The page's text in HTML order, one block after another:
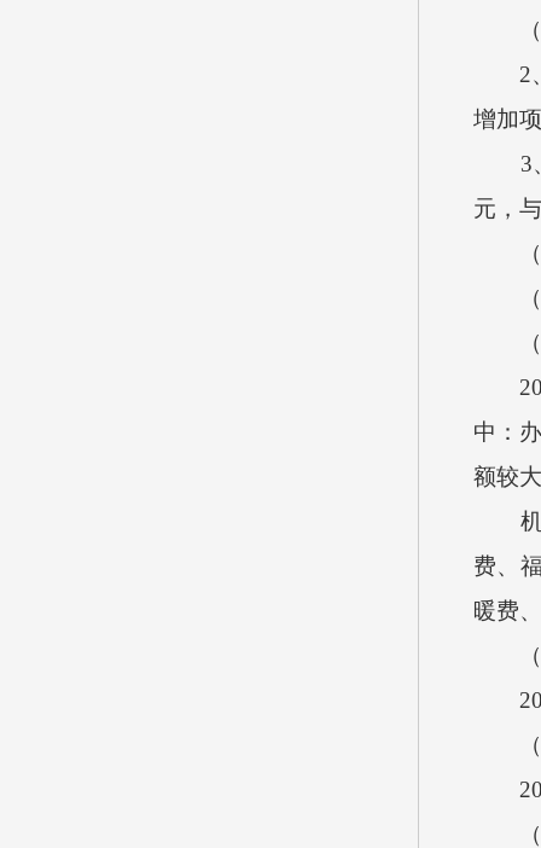
（2
2、
增加
3、
元，
（三
（四
（
中：
额较
机关
费、
暖费
（
（
（